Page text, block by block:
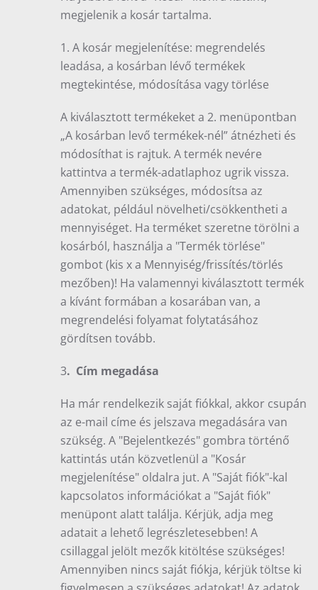
megjelenik a kosár tartalma.
1. A kosár megjelenítése: megrendelés
leadása, a kosárban lévő termékek
megtekintése, módosítása vagy törlése
A kiválasztott termékeket a 2. menüpontban
„A kosárban levő termékek-nél” átnézheti és
módosíthat is rajtuk. A termék nevére
kattintva a termék-adatlaphoz ugrik vissza.
Amennyiben szükséges, módosítsa az
adatokat, például növelheti/csökkentheti a
mennyiséget. Ha terméket szeretne törölni a
kosárból, használja a "Termék törlése"
gombot (kis x a Mennyiség/frissítés/törlés
mezőben)! Ha valamennyi kiválasztott termék
a kívánt formában a kosarában van, a
megrendelési folyamat folytatásához
gördítsen tovább.
3. Cím megadása
Ha már rendelkezik saját fiókkal, akkor csupán
az e-mail címe és jelszava megadására van
szükség. A "Bejelentkezés" gombra történő
kattintás után közvetlenül a "Kosár
megjelenítése" oldalra jut. A "Saját fiók"-kal
kapcsolatos információkat a "Saját fiók"
menüpont alatt találja. Kérjük, adja meg
adatait a lehető legrészletesebben! A
csillaggal jelölt mezők kitöltése szükséges!
Amennyiben nincs saját fiókja, kérjük töltse ki